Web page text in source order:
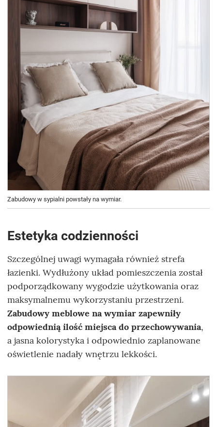
Zabudowy w sypialni powstały na wymiar.
Estetyka codzienności
Szczególnej uwagi wymagała również strefa
łazienki. Wydłużony układ pomieszczenia został
podporządkowany wygodzie użytkowania oraz
maksymalnemu wykorzystaniu przestrzeni.
Zabudowy meblowe na wymiar zapewniły
odpowiednią ilość miejsca do przechowywania,
a jasna kolorystyka i odpowiednio zaplanowane
oświetlenie nadały wnętrzu lekkości.